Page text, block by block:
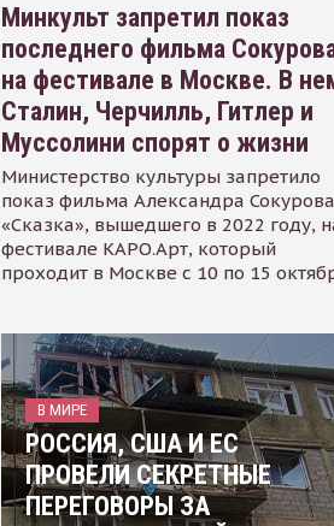
Минкульт запретил показ
последнего фильма
на фестивале в Москве. В
Сталин, Черчилль, Гитлер и
Муссолини спорят о жизни
Министерство культуры запретило
показ фильма Александра Сокурова
«Сказка», вышедшего в 2022 году,
фестивале КАРО.Арт, который
проходит в Москве с 10 по 15
В МИРЕ
РОССИЯ, США И ЕС
ПРОВЕЛИ СЕКРЕТНЫЕ
ПЕРЕГОВОРЫ ЗА